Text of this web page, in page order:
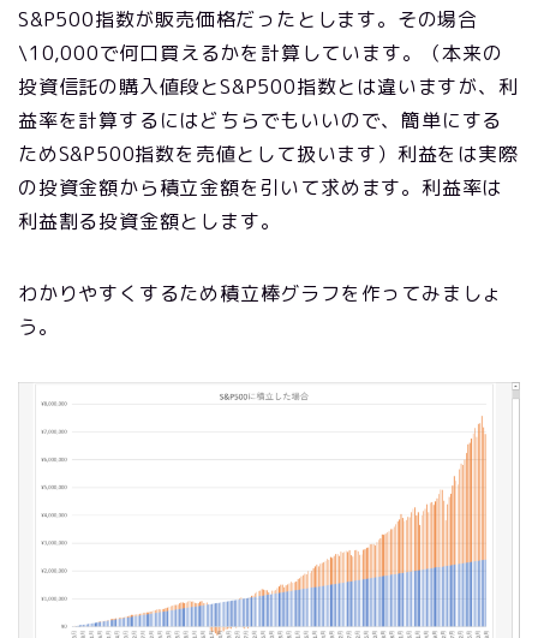
S&P500指数が販売価格だったとします。その場合
\10,000で何口買えるかを計算しています。（本来の
投資信託の購入値段とS&P500指数とは違いますが、利
益率を計算するにはどちらでもいいので、簡単にする
ためS&P500指数を売値として扱います）利益をは実際
の投資金額から積立金額を引いて求めます。利益率は
利益割る投資金額とします。
わかりやすくするため積立棒グラフを作ってみましょ
う。